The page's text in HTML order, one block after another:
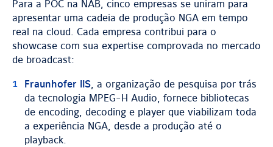
Para a POC na NAB, cinco empresas se uniram para
apresentar uma cadeia de produção NGA em tempo
real na cloud. Cada empresa contribui para o
showcase com sua expertise comprovada no mercado
de broadcast:
Fraunhofer IIS, a organização de pesquisa por trás
da tecnologia MPEG-H Audio, fornece bibliotecas
de encoding, decoding e player que viabilizam toda
a experiência NGA, desde a produção até o
playback.